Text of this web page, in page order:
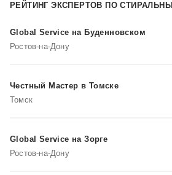
РЕЙТИНГ ЭКСПЕРТОВ ПО
Global Service на Буденновском
Ростов-на-Дону
Честный Мастер в Томске
Томск
Global Service на Зорге
Ростов-на-Дону